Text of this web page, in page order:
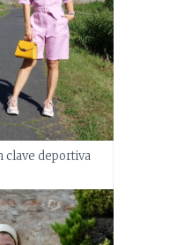
clave deportiva